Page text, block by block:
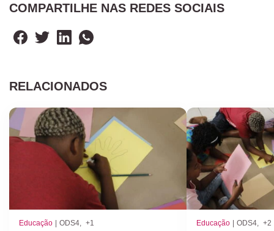
COMPARTILHE NAS REDES SOCIAIS
RELACIONADOS
Educação ODS4 +1 Educação ODS4 +2